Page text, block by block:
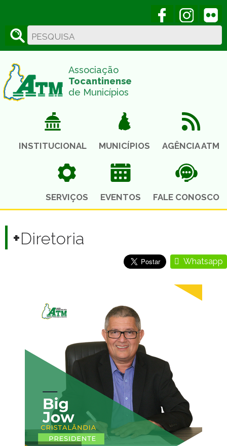
Acesse
Associação
Tocantinense
de Municípios
INSTITUCIONAL MUNICÍPIOS AGÊNCIA ATM
SERVIÇOS EVENTOS FALE CONOSCO
+Diretoria
Whatsapp